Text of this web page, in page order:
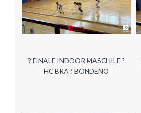
? FINALE INDOOR MASCHILE ?
HC BRA ? BONDENO